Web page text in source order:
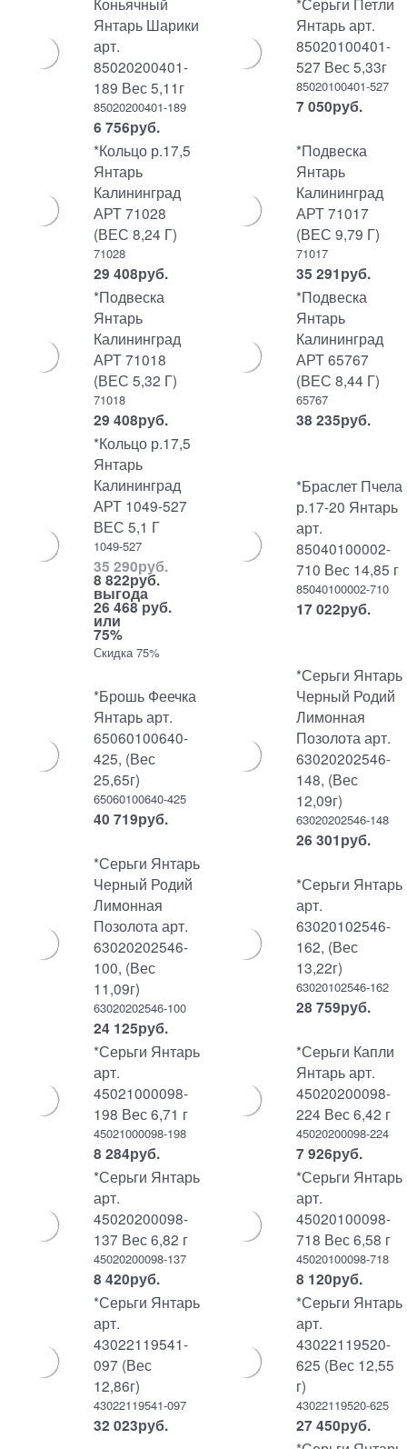
Янтарь Шарики
арт.
85020200401-
189 Вес 5,11г
85020200401-189
6 756руб.
Янтарь арт.
85020100401-
527 Вес 5,33г
85020100401-527
7 050руб.
*Кольцо р.17,5
Янтарь
Калининград
АРТ 71028
(ВЕС 8,24 Г)
71028
29 408руб.
*Подвеска
Янтарь
Калининград
АРТ 71017
(ВЕС 9,79 Г)
71017
35 291руб.
*Подвеска
Янтарь
Калининград
АРТ 71018
(ВЕС 5,32 Г)
71018
29 408руб.
*Подвеска
Янтарь
Калининград
АРТ 65767
(ВЕС 8,44 Г)
65767
38 235руб.
*Кольцо р.17,5
Янтарь
Калининград
АРТ 1049-527
ВЕС 5,1 Г
1049-527
35 290руб.
8 822руб.
выгода
26 468 руб.
или
75%
Скидка 75%
*Браслет Пчела
р.17-20 Янтарь
арт.
85040100002-
710 Вес 14,85 г
85040100002-710
17 022руб.
*Брошь Феечка
Янтарь арт.
65060100640-
425, (Вес
25,65г)
65060100640-425
40 719руб.
*Серьги Янтарь
Черный Родий
Лимонная
Позолота арт.
63020202546-
148, (Вес
12,09г)
63020202546-148
26 301руб.
*Серьги Янтарь
Черный Родий
Лимонная
Позолота арт.
63020202546-
100, (Вес
11,09г)
63020202546-100
24 125руб.
*Серьги Янтарь
арт.
63020102546-
162, (Вес
13,22г)
63020102546-162
28 759руб.
*Серьги Янтарь
арт.
45021000098-
198 Вес 6,71 г
45021000098-198
8 284руб.
*Серьги Капли
Янтарь арт.
45020200098-
224 Вес 6,42 г
45020200098-224
7 926руб.
*Серьги Янтарь
арт.
45020200098-
137 Вес 6,82 г
45020200098-137
8 420руб.
*Серьги Янтарь
арт.
45020100098-
718 Вес 6,58 г
45020100098-718
8 120руб.
*Серьги Янтарь
арт.
43022119541-
097 (Вес
12,86г)
43022119541-097
32 023руб.
*Серьги Янтарь
арт.
43022119520-
625 (Вес 12,55
г)
43022119520-625
27 450руб.